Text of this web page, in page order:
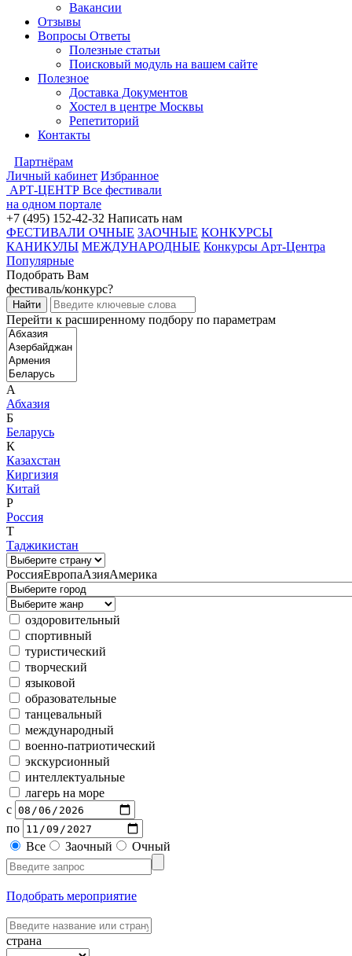
Вакансии
Отзывы
Вопросы Ответы
Полезные статьи
Поисковый модуль на вашем сайте
Полезное
Доставка Документов
Хостел в центре Москвы
Репетиторий
Контакты
Партнёрам
Личный кабинет Избранное
АРТ-ЦЕНТР Все фестивали
на одном портале
+7 (495) 152-42-32 Написать нам
ФЕСТИВАЛИ ОЧНЫЕ ЗАОЧНЫЕ КОНКУРСЫ
КАНИКУЛЫ МЕЖДУНАРОДНЫЕ Конкурсы Арт-Центра
Популярные
Подобрать Вам
фестиваль/конкурс?
Перейти к расширенному подбору по параметрам
А
Абхазия
Б
Беларусь
К
Казахстан
Киргизия
Китай
Р
Россия
Т
Таджикистан
РоссияЕвропаАзияАмерика
оздоровительный
спортивный
туристический
творческий
языковой
образовательные
танцевальный
международный
военно-патриотический
экскурсионный
интеллектуальные
лагерь на море
с
по
Все
Заочный Очный
Подобрать мероприятие
страна